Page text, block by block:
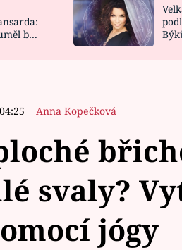
NOVINKY
by
Anna Kopečková
svaly?
jógy